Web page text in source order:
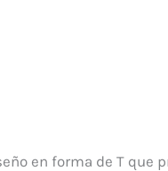
en forma de T que